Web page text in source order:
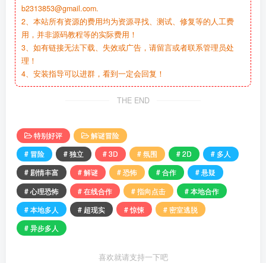
b2313853@gmail.com.
2、本站所有资源的费用均为资源寻找、测试、修复等的人工费
用，并非源码教程等的实际费用！
3、如有链接无法下载、失效或广告，请留言或者联系管理员处
理！
4、安装指导可以进群，看到一定会回复！
THE END
特别好评
解谜冒险
# 冒险
# 独立 # 3D # 氛围 # 2D
# 多人
# 剧情丰富
# 解谜 # 恐怖 # 合作
# 悬疑
# 心理恐怖
# 在线合作 # 指向点击
# 本地合作
# 本地多人
# 超现实 # 惊悚
# 密室逃脱
# 异步多人
喜欢就请支持一下吧